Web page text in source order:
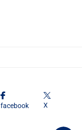
facebook X